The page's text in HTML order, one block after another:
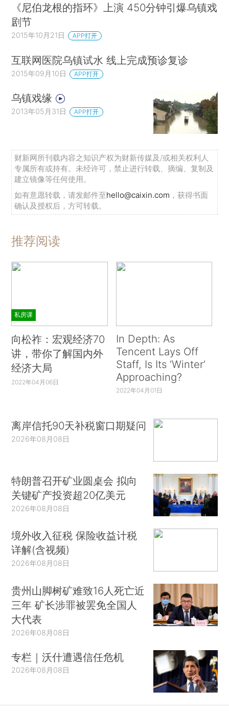
《尼伯龙根的指环》上演 450分钟引爆乌镇戏
剧节
2015年10月21日 APP打开
互联网医院乌镇试水 线上完成预诊复诊
2015年09月10日 APP打开
乌镇戏缘
2013年05月31日 APP打开
财新网所刊载内容之知识产权为财新传媒及/或相关权利人
专属所有或持有。未经许可，禁止进行转载、摘编、复制及
建立镜像等任何使用。
如有意愿转载，请发邮件至hello@caixin.com ，获得书面
确认及授权后，方可转载。
推荐阅读
私房课
向松祚：宏观经济70
讲，带你了解国内外
经济大局
2022年04月06日
In Depth: As
Tencent Lays Off
Staff, Is Its ‘Winter’
Approaching?
2022年04月01日
离岸信托90天补税窗口期疑问
2026年08月08日
特朗普召开矿业圆桌会 拟向
关键矿产投资超20亿美元
2026年08月08日
境外收入征税 保险收益计税
详解(含视频)
2026年08月08日
贵州山脚树矿难致16人死亡近
三年 矿长涉罪被罢免全国人
大代表
2026年08月08日
专栏｜沃什遭遇信任危机
2026年08月08日